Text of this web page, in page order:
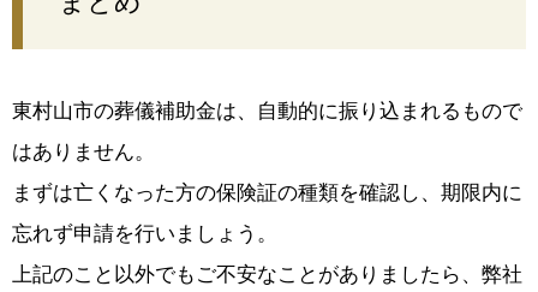
東村山市の葬儀補助金は、自動的に振り込まれるもので
はありません。
まずは亡くなった方の保険証の種類を確認し、期限内に
忘れず申請を行いましょう。
上記のこと以外でもご不安なことがありましたら、 弊社